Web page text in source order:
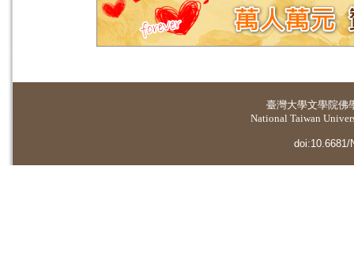
臺灣大學文學院佛
National Taiwan
doi:10.6681/